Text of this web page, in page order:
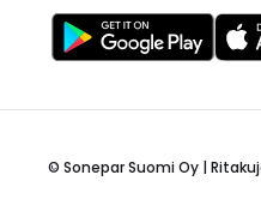
© Sonepar Suomi Oy |